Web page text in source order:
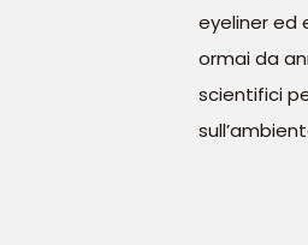
eyeliner ed
ormai da
scientifici